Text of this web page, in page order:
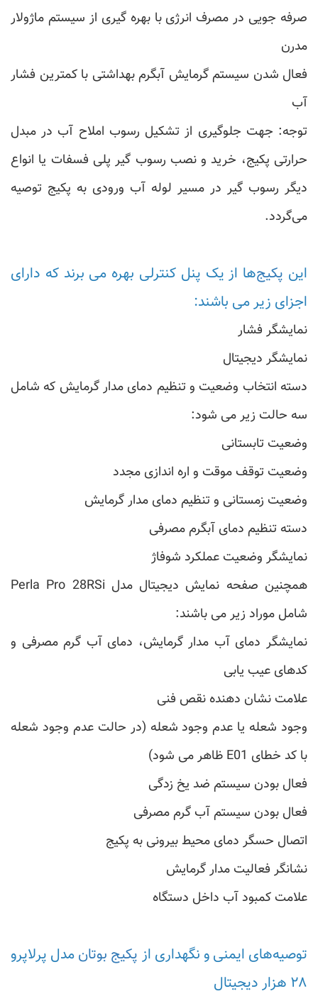
صرفه جویی در مصرف انرژی با بهره گیری از سیستم ماژولار
مدرن
فعال شدن سیستم گرمایش آبگرم بهداشتی با کمترین فشار
آب
توجه: جهت جلوگیری از تشکیل رسوب املاح آب در مبدل
حرارتی پکیج، خرید و نصب رسوب گیر پلی فسفات یا انواع
دیگر رسوب گیر در مسیر لوله آب ورودی به پکیج توصیه
می‌گردد.
این پکیج‌ها از یک پنل کنترلی بهره می برند که دارای
اجزای زیر می باشند:
نمایشگر فشار
نمایشگر دیجیتال
دسته انتخاب وضعیت و تنظیم دمای مدار گرمایش که شامل
سه حالت زیر می شود:
وضعیت تابستانی
وضعیت توقف موقت و اره اندازی مجدد
وضعیت زمستانی و تنظیم دمای مدار گرمایش
دسته تنظیم دمای آبگرم مصرفی
نمایشگر وضعیت عملکرد شوفاژ
همچنین صفحه نمایش دیجیتال مدل Perla Pro 28RSi
شامل موراد زیر می باشند:
نمایشگر دمای آب مدار گرمایش، دمای آب گرم مصرفی و
کدهای عیب یابی
علامت نشان دهنده نقص فنی
وجود شعله یا عدم وجود شعله (در حالت عدم وجود شعله
با کد خطای E01 ظاهر می شود)
فعال بودن سیستم ضد یخ زدگی
فعال بودن سیستم آب گرم مصرفی
اتصال حسگر دمای محیط بیرونی به پکیج
نشانگر فعالیت مدار گرمایش
علامت کمبود آب داخل دستگاه
توصیه‌های ایمنی و نگهداری از پکیج بوتانمدل پرلاپرو
۲۸ هزار دیجیتال